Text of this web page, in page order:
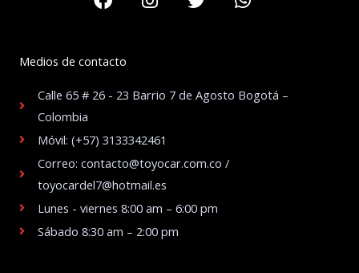
Medios de contacto
Calle 65 # 26 - 23 Barrio 7 de Agosto Bogotá –
Colombia
Móvil: (+57) 3133342461
Correo: contacto@toyocar.com.co /
toyocardel7@hotmail.es
Lunes - viernes 8:00 am – 6:00 pm
Sábado 8:30 am – 2:00 pm